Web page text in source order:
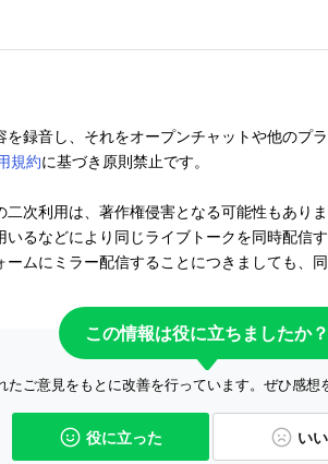
を録音し、それをオープンチャットや他のプ
規約に基づき原則禁止です。
次利用は、著作権侵害となる可能性もありま
いるなどにより同じライブトークを同時配信
ームにミラー配信することにつきましても、
この情報は役に立ちましたか？
たご意見をもとに改善を行っています。ぜひ感想
役に立った い